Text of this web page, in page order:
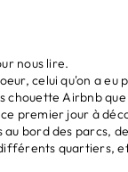
nous lire.
celui qu'on a
chouette Airbnbque
premier jour à
bord des parcs,
quartiers,